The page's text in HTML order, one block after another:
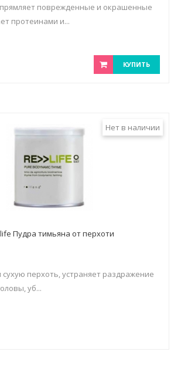
поврежденные и окрашенные
протеинами и...
КУПИТЬ
Нет в наличии
Пудра тимьяна от перхоти
перхоть, устраняет раздражение
уб...